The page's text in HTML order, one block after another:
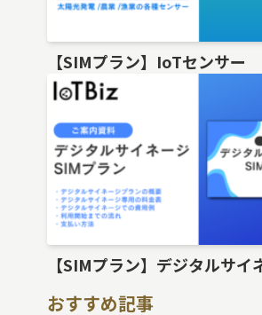
【SIMプラン】IoTセンサー
【SIMプラン】デジタルサイ
おすすめ記事